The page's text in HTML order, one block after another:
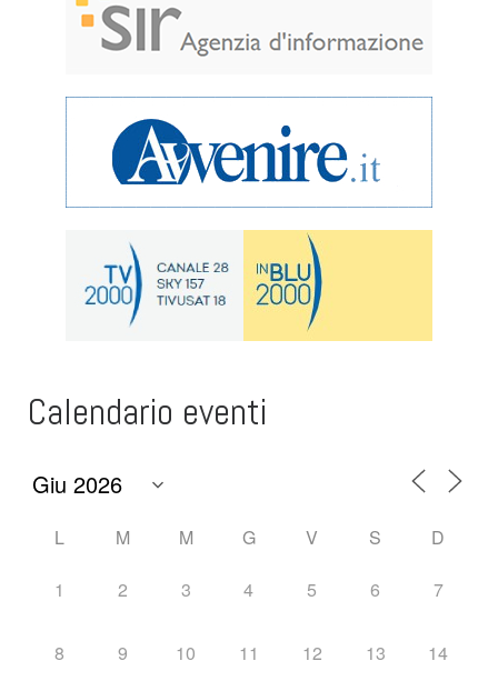
Calendario eventi
L M M G V S D
1 2 3 4 5 6 7
8 9 10 11 12 13 14